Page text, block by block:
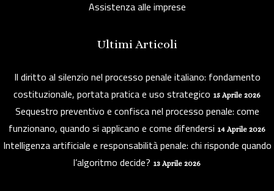
Assistenza alle imprese
Ultimi Articoli
Il diritto al silenzio nel processo penale italiano: fondamento
costituzionale, portata pratica e uso strategico 15 Aprile 2026
Sequestro preventivo e confisca nel processo penale: come
funzionano, quando si applicano e come difendersi 14 Aprile 2026
Intelligenza artificiale e responsabilità penale: chi risponde quando
l’algoritmo decide? 13 Aprile 2026